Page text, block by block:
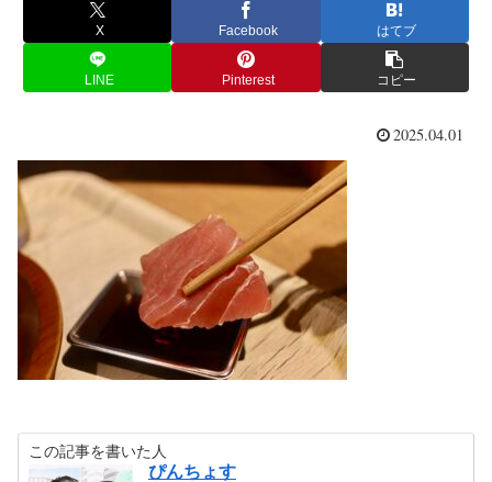
X Facebook はてブ
LINE Pinterest コピー
2025.04.01
この記事を書いた人
ぴんちょす